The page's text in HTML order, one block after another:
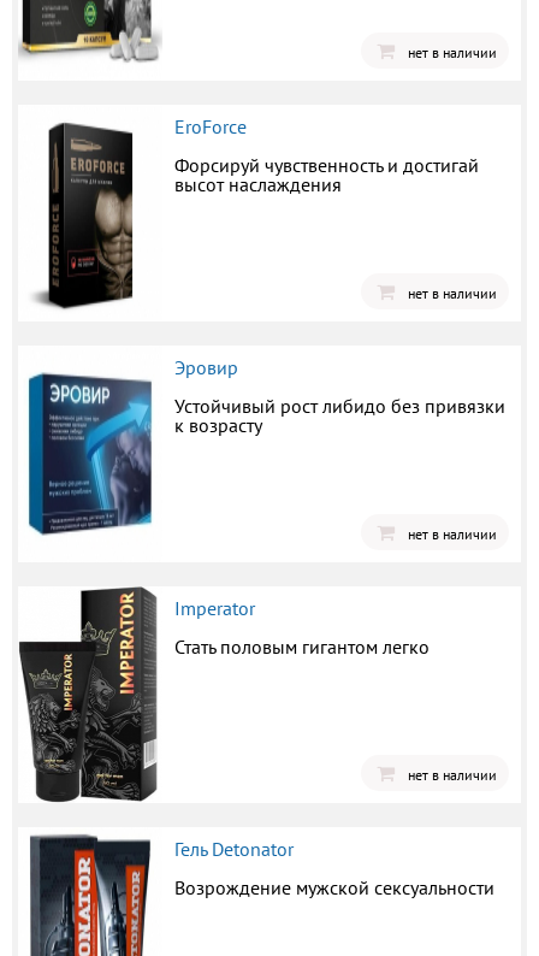
нет в наличии
EroForce
Форсируй чувственность и достигай
высот наслаждения
нет в наличии
Эровир
Устойчивый рост либидо без привязки
к возрасту
нет в наличии
Imperator
Стать половым гигантом легко
нет в наличии
Гель Detonator
Возрождение мужской сексуальности